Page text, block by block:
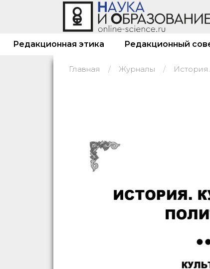
Редакционная этика Редакционный
Главная Журналы